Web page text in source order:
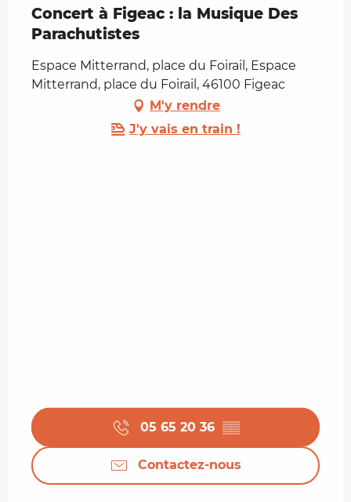
Concert à Figeac : la Musique Des
Parachutistes
Espace Mitterrand, place du Foirail, Espace
Mitterrand, place du Foirail, 46100 Figeac
M'y rendre
J'y vais en train !
05 65 20 36 ▒▒
Contactez-nous